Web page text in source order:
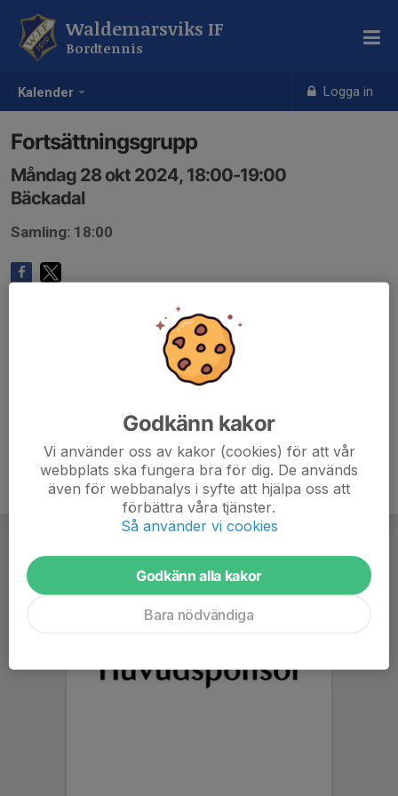
Kalender Logga in
Waldemarsviks IF
Bordtennis
Fortsättningsgrupp
Måndag 28 okt 2024, 18:00-19:00
Bäckadal
Samling: 18:00
Godkänn kakor
Vi använder oss av kakor (cookies) för att vår
webbplats ska fungera bra för dig. De används
även för webbanalys i syfte att hjälpa oss att
förbättra våra tjänster.
Så använder vi cookies
Godkänn alla kakor
Bara nödvändiga